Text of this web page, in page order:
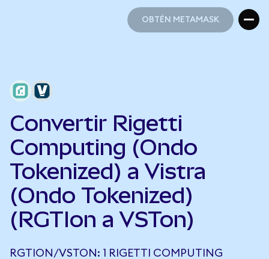
OBTÉN METAMASK
Convertir Rigetti
Computing (Ondo
Tokenized) a Vistra
(Ondo Tokenized)
(RGTIon a VSTon)
RGTION/VSTON: 1 RIGETTI COMPUTING